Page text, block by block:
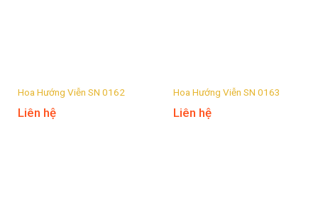
Hoa Hướng Viễn SN 0162
Liên hệ
Hoa Hướng Viễn SN 0163
Liên hệ